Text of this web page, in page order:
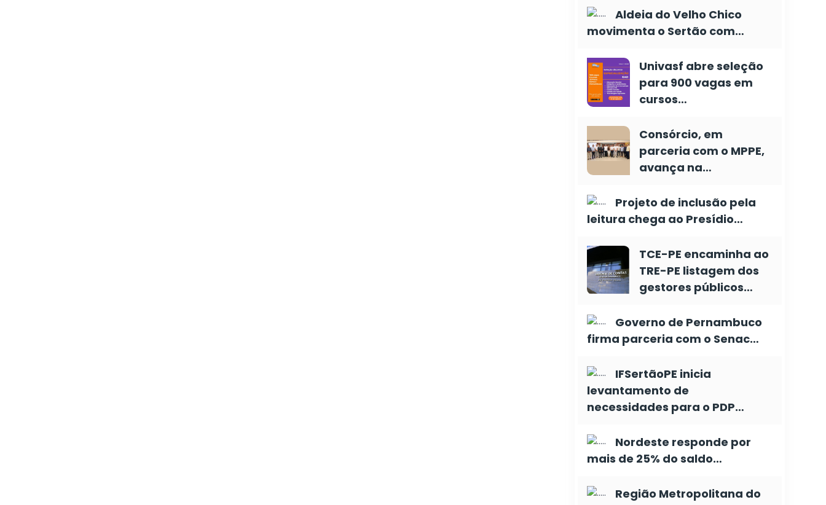
Aldeia do Velho Chico
movimenta o Sertão com…
Univasf abre seleção
para 900 vagas em
cursos…
Consórcio, em
parceria com o MPPE,
avança na…
Projeto de inclusão pela
leitura chega ao Presídio…
TCE-PE encaminha ao
TRE-PE listagem dos
gestores públicos…
Governo de Pernambuco
firma parceria com o Senac…
IFSertãoPE inicia
levantamento de
necessidades para o PDP…
Nordeste responde por
mais de 25% do saldo…
Região Metropolitana do